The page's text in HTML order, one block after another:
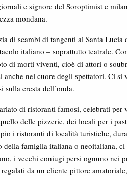
e signore del Soroptimist e
mondana.
di scambi di tangenti al Santa
italiano – soprattutto teatrale.
di morti viventi, cioè di attori o
anche nel cuore degli spettatori. Ci si
sulla cresta dell’onda.
di ristoranti famosi, celebrati
delle pizzerie, dei locali per i
i ristoranti di località turistiche,
della famiglia italiana o neoitaliana,
i vecchi coniugi persi ognuno nei
da un cliente pittore